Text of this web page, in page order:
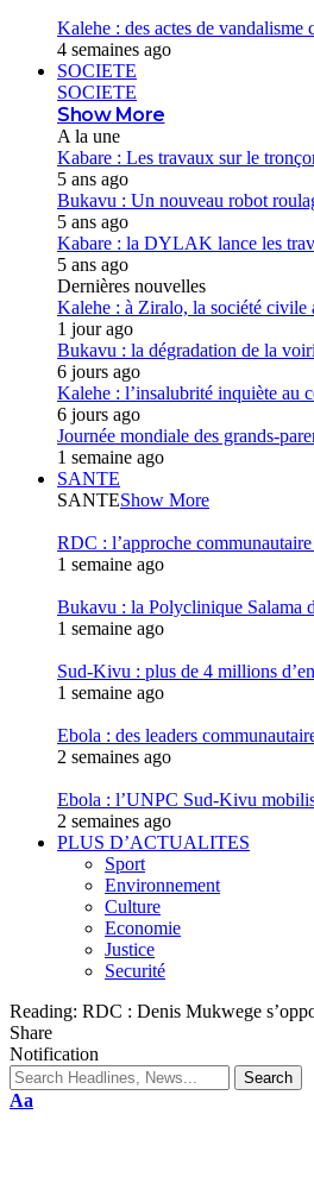
Kalehe : des actes de
4 semaines ago
SOCIETE
SOCIETE
Show More
A la une
Kabare : Les travaux sur le
5 ans ago
Bukavu : Un nouveau robot
5 ans ago
Kabare : la DYLAK lance les
5 ans ago
Dernières nouvelles
Kalehe : à Ziralo, la société civile
1 jour ago
Bukavu : la dégradation de la
6 jours ago
Kalehe : l’insalubrité inquiète au
6 jours ago
Journée mondiale des grands-
1 semaine ago
SANTE
SANTEShow More
RDC : l’approche
1 semaine ago
Bukavu : la Polyclinique Salama
1 semaine ago
Sud-Kivu : plus de 4 millions
1 semaine ago
Ebola : des leaders
2 semaines ago
Ebola : l’UNPC Sud-Kivu
2 semaines ago
PLUS D’ACTUALITES
Sport
Environnement
Culture
Economie
Justice
Securité
Reading: RDC : Denis Mukwege
Share
Notification
Aa